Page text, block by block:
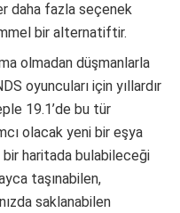
daha fazla seçenek
bir alternatiftir.
olmadan düşmanlarla
oyuncuları için yıllardır
19.1’de bu tür
olacak yeni bir eşya
bir haritada bulabileceği
taşınabilen,
saklanabilen